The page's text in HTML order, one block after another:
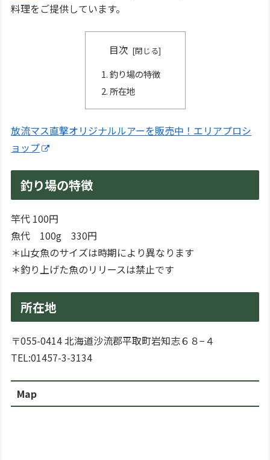
料理をご提供しています。
目次
釣り場の特徴
所在地
放流マス直撃オリジナルルアーを販売中！エリアプロシ
ョップ
釣り場の特徴
竿代 100円
魚代 100g 330円
＊山女魚のサイズは時期により異なります
＊釣り上げた魚のリリースは禁止です
所在地
〒055-0414 北海道沙流郡平取町岩知志６８−４
TEL:01457-3-3134
Map